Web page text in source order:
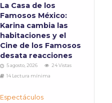
La Casa de los
Famosos México:
Karina cambia las
habitaciones y el
Cine de los Famosos
desata reacciones
5 agosto, 2026
24 Vistas
14 Lectura mínima
Espectáculos